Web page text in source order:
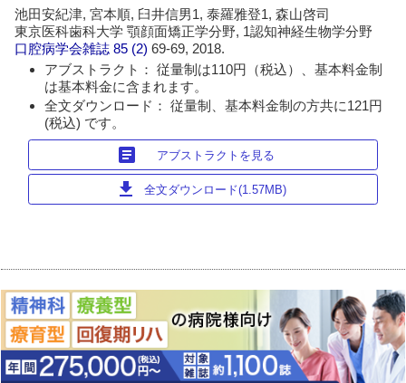
池田安紀津, 宮本順, 臼井信男1, 泰羅雅登1, 森山啓司
東京医科歯科大学 顎顔面矯正学分野, 1認知神経生物学分野
口腔病学会雑誌 85 (2)69-69, 2018.
アブストラクト： 従量制は110円（税込）、基本料金制
は基本料金に含まれます。
全文ダウンロード： 従量制、基本料金制の方共に121円
(税込) です。
article アブストラクトを見る
download 全文ダウンロード(1.57MB)